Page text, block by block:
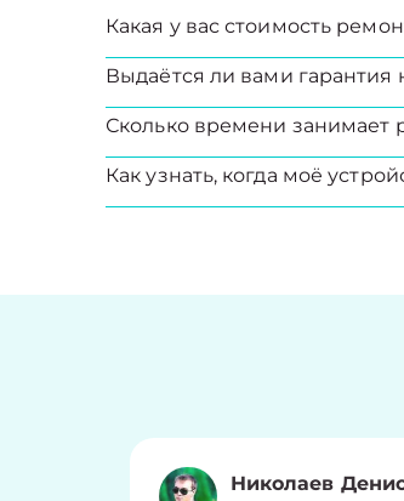
Какая у вас стоимость
Выдаётся ли вами гарантия
Сколько времени занимает
Как узнать, когда моё
Николаев